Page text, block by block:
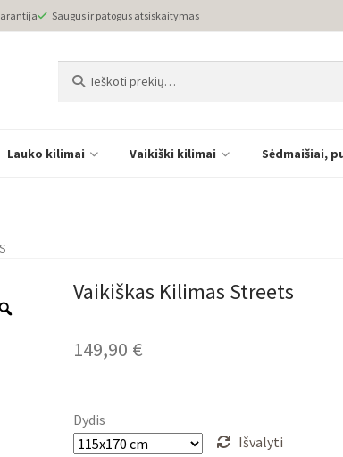
Saugus ir patogus atsiskaitymas
Lauko kilimai Vaikiški kilimai Sėdmaišiai,
Vaikiškas Kilimas Streets
149,90 €
Dydis
Išvalyti